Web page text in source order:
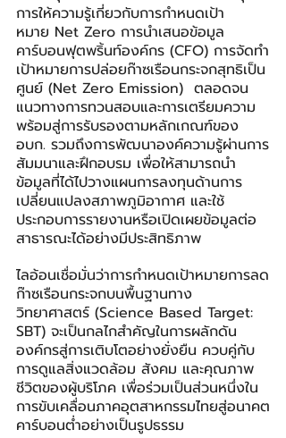
การให้ความรู้เกี่ยวกับการกำหนดเป้า
หมาย Net Zero การนำเสนอข้อมูล
คาร์บอนฟุตพริ้นท์องค์กร (CFO) การจัดทำ
เป้าหมายการปล่อยก๊าซเรือนกระจกสุทธิเป็น
ศูนย์ (Net Zero Emission)  ตลอดจน
แนวทางการทวนสอบและการเตรียมความ
พร้อมสู่การรับรองตามหลักเกณฑ์ของ
อบก. รวมถึงการพัฒนาองค์ความรู้ผ่านการ
สัมมนาและฝึกอบรม เพื่อให้สามารถนำ
ข้อมูลที่ได้ไปวางแผนการลงทุนด้านการ
เปลี่ยนแปลงสภาพภูมิอากาศ และใช้
ประกอบการรายงานหรือเปิดเผยข้อมูลต่อ
สาธารณะได้อย่างมีประสิทธิภาพ
ไลอ้อนเชื่อมั่นว่าการกำหนดเป้าหมายการลด
ก๊าซเรือนกระจกบนพื้นฐานทาง
วิทยาศาสตร์ (Science Based Target:
SBT) จะเป็นกลไกสำคัญในการผลักดัน
องค์กรสู่การเติบโตอย่างยั่งยืน ควบคู่กับ
การดูแลสิ่งแวดล้อม สังคม และคุณภาพ
ชีวิตของผู้บริโภค เพื่อร่วมเป็นส่วนหนึ่งใน
การขับเคลื่อนภาคอุตสาหกรรมไทยสู่อนาคต
คาร์บอนต่ำอย่างเป็นรูปธรรม